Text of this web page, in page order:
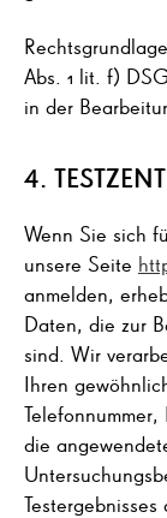
Abs. 1 lit. f)
in der
4.
Wenn Sie sich
unsere Seite
anmelden,
Daten, die zur
sind. Wir
Ihren
die